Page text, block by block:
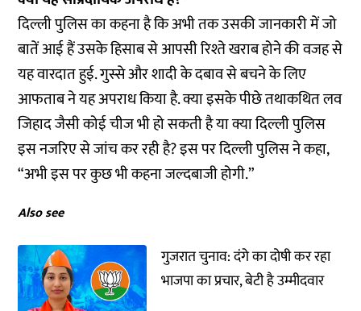
दिल्ली पुलिस का कहना है कि अभी तक उसकी जानकारी में जो
बातें आई हैं उसके हिसाब से आपसी रिश्ते खराब होने की वजह से
यह वारदात हुई. गुस्से और शादी के दबाव से बचने के लिए
आफताब ने यह अपराध किया है. क्या इसके पीछे तथाकथित लव
जिहाद जैसी कोई चीज भी हो सकती है या क्या दिल्ली पुलिस
इस नजरिए से जांच कर रही है? इस पर दिल्ली पुलिस ने कहा,
“अभी इस पर कुछ भी कहना जल्दबाजी होगी.”
Also see
गुजरात चुनाव: दंगे का दोषी कर रहा
भाजपा का प्रचार, बेटी है उम्मीदवार